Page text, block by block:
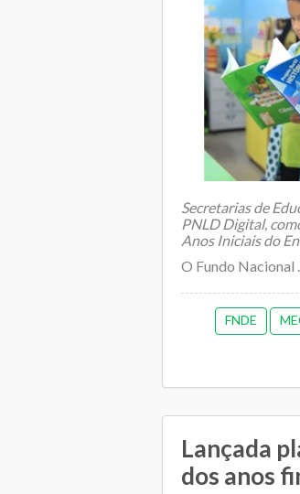
Secretarias de
PNLD Digital,
Anos Iniciais do
O Fundo Nacional
FNDE
Lançada
dos anos